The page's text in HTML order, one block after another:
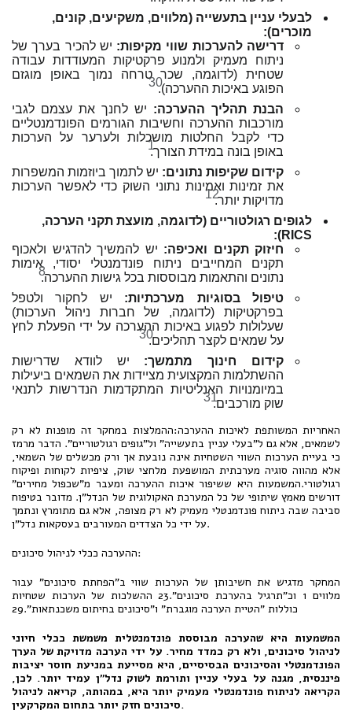
לבעלי עניין בתעשייה (מלווים, משקיעים, קונים,
מוכרים):
דרישה להערכות שווי מקיפות: יש להכיר בערך של
ניתוח מעמיק ולמנוע פרקטיקות המעודדות עבודה
שטחית (לדוגמה, שכר טרחה נמוך באופן מוגזם
הפוגע באיכות ההערכה).30
הבנת תהליך ההערכה: יש לחנך את עצמם לגבי
מורכבות ההערכה וחשיבות הגורמים הפונדמנטליים
כדי לקבל החלטות מושכלות ולערער על הערכות
באופן בונה במידת הצורך.1
קידום שקיפות נתונים: יש לתמוך ביוזמות המשפרות
את זמינות ואמינות נתוני השוק כדי לאפשר הערכות
מדויקות יותר.12
לגופים רגולטוריים (לדוגמה, מועצת תקני הערכה,
RICS):
חיזוק תקנים ואכיפה: יש להמשיך להדגיש ולאכוף
תקנים המחייבים ניתוח פונדמנטלי יסודי, אימות
נתונים והתאמות מבוססות בכל גישות ההערכה.8
טיפול בסוגיות מערכתיות: יש לחקור ולטפל
בפרקטיקות (לדוגמה, של חברות ניהול הערכות)
שעלולות לפגוע באיכות ההערכה על ידי הפעלת לחץ
על שמאים לקצר תהליכים.30
קידום חינוך מתמשך: יש לוודא שדרישות
ההשתלמות המקצועית מציידות את השמאים ביעילות
במיומנויות האנליטיות המתקדמות הנדרשות לתנאי
שוק מורכבים.31
האחריות המשותפת לאיכות ההערכה:ההמלצות במחקר זה מופנות לא רק
לשמאים, אלא גם ל"בעלי עניין בתעשייה" ול"גופים רגולטוריים". הדבר מרמז
כי בעיית הערכות השווי השטחיות אינה נובעת אך ורק מכשלים של השמאי,
אלא מהווה סוגיה מערכתית המושפעת מלחצי שוק, ציפיות לקוחות ופיקוח
רגולטורי.המשמעות היא ששיפור איכות ההערכה ומעבר מ"שכפול מחירים"
דורשים מאמץ שיתופי של כל המערכת האקולוגית של הנדל"ן. מדובר בטיפוח
סביבה שבה ניתוח פונדמנטלי מעמיק לא רק מצופה, אלא גם מתומרץ ונתמך
על ידי כל הצדדים המעורבים בעסקאות נדל"ן.
ההערכה ככלי לניהול סיכונים:
המחקר מדגיש את חשיבותן של הערכות שווי ב"הפחתת סיכונים" עבור
מלווים 1 וכ"תרגיל בהערכת סיכונים".23 ההשלכות של הערכות שטחיות
כוללות "הטיית הערכה מוגברת" ו"סיכונים בחיתום משכנתאות".29
המשמעות היא שהערכה מבוססת פונדמנטלית משמשת ככלי חיוני
לניהול סיכונים, ולא רק כמדד מחיר. על ידי הערכה מדויקת של הערך
הפונדמנטלי והסיכונים הבסיסיים, היא מסייעת במניעת חוסר יציבות
פיננסית, מגנה על בעלי עניין ותורמת לשוק נדל"ן עמיד יותר. לכן,
הקריאה לניתוח פונדמנטלי מעמיק יותר היא, במהותה, קריאה לניהול
סיכונים חזק יותר בתחום המקרקעין.